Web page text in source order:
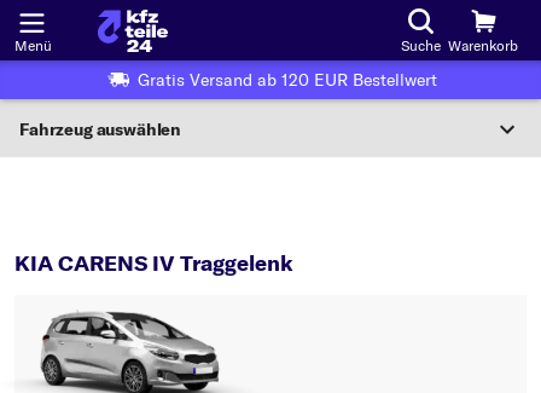
Menü Suche Warenkorb
Gratis Versand ab 120 EUR Bestellwert
Fahrzeug auswählen
Wo finde ich die?
KIA CARENS IV Traggelenk